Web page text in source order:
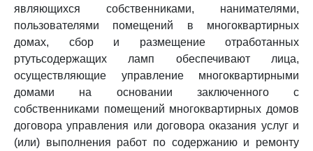
являющихся собственниками, нанимателями,
пользователями помещений в многоквартирных
домах, сбор и размещение отработанных
ртутьсодержащих ламп обеспечивают лица,
осуществляющие управление многоквартирными
домами на основании заключенного с
собственниками помещений многоквартирных домов
договора управления или договора оказания услуг и
(или) выполнения работ по содержанию и ремонту